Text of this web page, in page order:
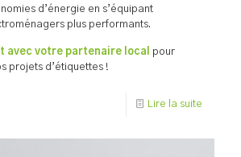
d’énergie en s’équipant
plus performants.
avec votre partenaire local
pour
projets d’étiquettes !
Lire la suite